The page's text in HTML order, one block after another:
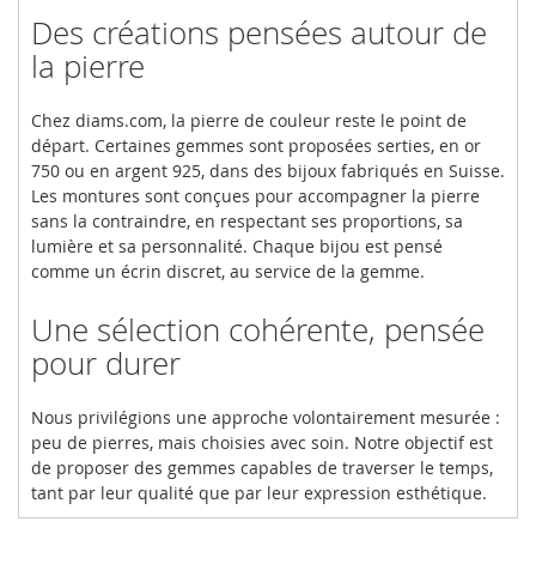
Des créations pensées autour de
la pierre
Chez diams.com, la pierre de couleur reste le point de
départ. Certaines gemmes sont proposées serties, en or
750 ou en argent 925, dans des bijoux fabriqués en Suisse.
Les montures sont conçues pour accompagner la pierre
sans la contraindre, en respectant ses proportions, sa
lumière et sa personnalité. Chaque bijou est pensé
comme un écrin discret, au service de la gemme.
Une sélection cohérente, pensée
pour durer
Nous privilégions une approche volontairement mesurée :
peu de pierres, mais choisies avec soin. Notre objectif est
de proposer des gemmes capables de traverser le temps,
tant par leur qualité que par leur expression esthétique.